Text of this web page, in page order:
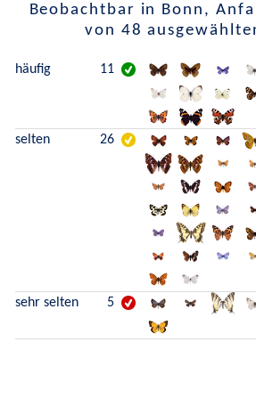
Beobachtbar in Bonn,
von 48
häufig 11
selten 26
sehr selten 5